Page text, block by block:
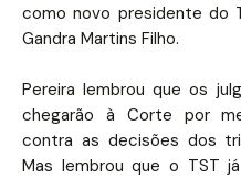
como novo presidente do
Gandra Martins Filho.
Pereira lembrou que os
chegarão à Corte por
contra as decisões dos
Mas lembrou que o TST